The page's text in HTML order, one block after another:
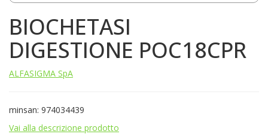
BIOCHETASI
DIGESTIONE POC18CPR
ALFASIGMA SpA
minsan: 974034439
Vai alla descrizione prodotto